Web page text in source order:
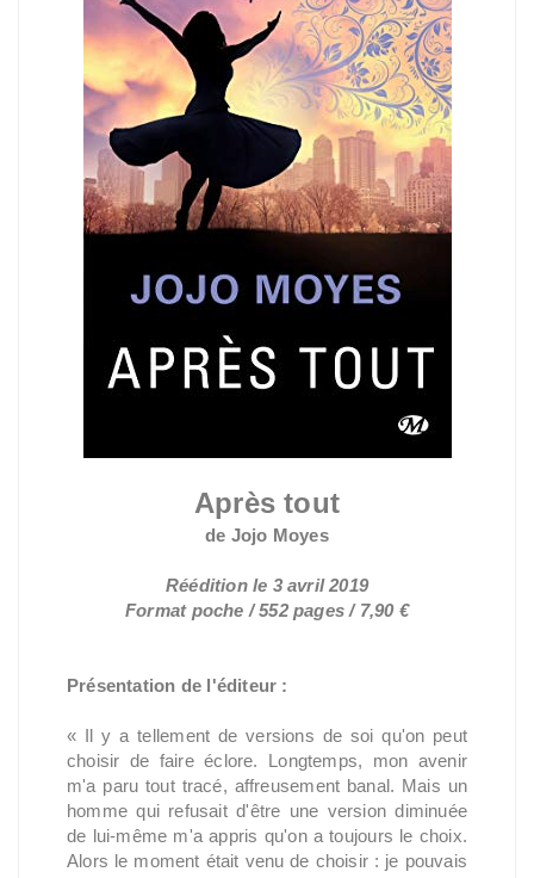
Après tout
de Jojo Moyes
Réédition le 3 avril 2019
Format poche / 552 pages / 7,90 €
Présentation de l'éditeur :
« Il y a tellement de versions de soi qu'on peut
choisir de faire éclore. Longtemps, mon avenir
m'a paru tout tracé, affreusement banal. Mais un
homme qui refusait d'être une version diminuée
de lui-même m'a appris qu'on a toujours le choix.
Alors le moment était venu de choisir : je pouvais